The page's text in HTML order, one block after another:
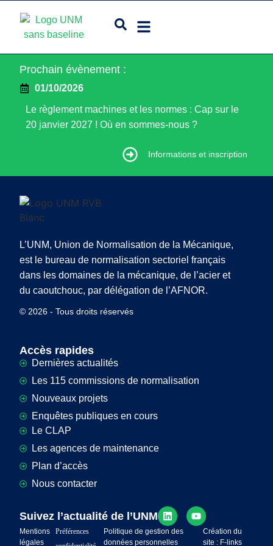
Prochain évènement :
01/10/2026
Le règlement machines et les normes : Cap sur le
20 janvier 2027 ! Où en sommes-nous ?
Informations et inscription
L’UNM, Union de Normalisation de la Mécanique,
est le bureau de normalisation sectoriel français
dans les domaines de la mécanique, de l’acier et
du caoutchouc, par délégation de l’AFNOR.
© 2026 - Tous droits réservés
Accès rapides
Dernières actualités
Les 115 commissions de normalisation
Nouveaux projets
Enquêtes publiques en cours
Le CLAP
Les agences de maintenance
Plan d’accès
Nous contacter
Suivez l’actualité de l’UNM
Mentions
légales
Préférences
Politique de gestion des
données personnelles
Création du
site : F-links